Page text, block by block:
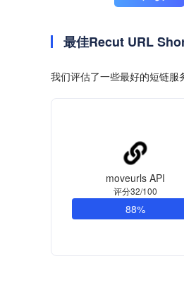
最佳Recut URL
我们评估了一些最好的短链服
moveurls API
评分32/100
88%